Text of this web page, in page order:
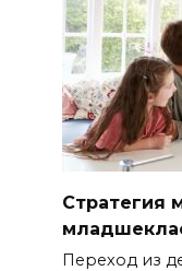
Стратегия
Переход из